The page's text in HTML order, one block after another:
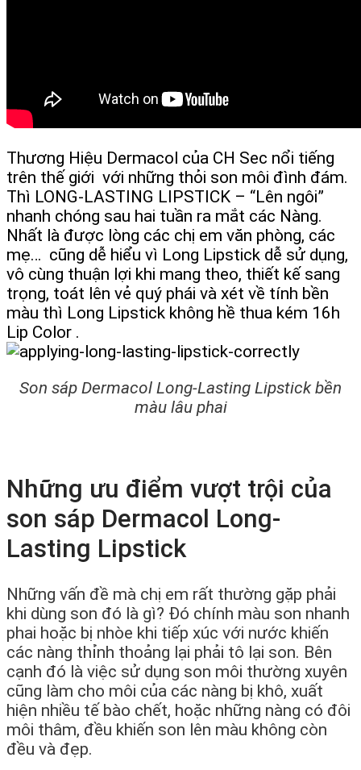
Thương Hiệu Dermacol của CH Sec nổi tiếng
trên thế giới với những thỏi son môi đình đám.
Thì LONG-LASTING LIPSTICK – “Lên ngôi”
nhanh chóng sau hai tuần ra mắt các Nàng.
Nhất là được lòng các chị em văn phòng, các
mẹ… cũng dễ hiểu vì Long Lipstick dễ sử dụng,
vô cùng thuận lợi khi mang theo, thiết kế sang
trọng, toát lên vẻ quý phái và xét về tính bền
màu thì Long Lipstick không hề thua kém 16h
Lip Color .
Son sáp Dermacol Long-Lasting Lipstick bền
màu lâu phai
Những ưu điểm vượt trội của
son sáp Dermacol Long-
Lasting Lipstick
Những vấn đề mà chị em rất thường gặp phải
khi dùng son đó là gì? Đó chính màu son nhanh
phai hoặc bị nhòe khi tiếp xúc với nước khiến
các nàng thỉnh thoảng lại phải tô lại son. Bên
cạnh đó là việc sử dụng son môi thường xuyên
cũng làm cho môi của các nàng bị khô, xuất
hiện nhiều tế bào chết, hoặc những nàng có đôi
môi thâm, đều khiến son lên màu không còn
đều và đẹp.